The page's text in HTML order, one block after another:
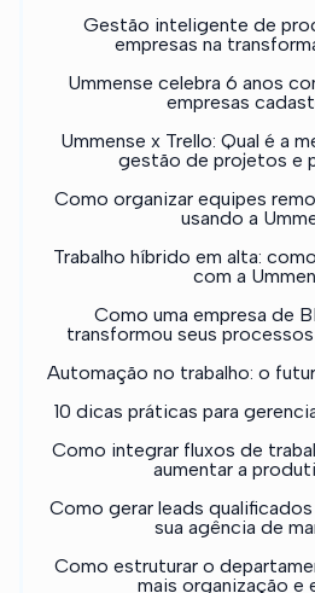
Gestão inteligente de
empresas na
Ummense celebra 6 anos
empresas
Ummense x Trello: Qual é a
gestão de projetos e
Como organizar equipes
usando a
Trabalho híbrido em alta:
com a
Como uma empresa de
transformou seus
Automação no trabalho: o
10 dicas práticas para
Como integrar fluxos de
aumentar a
Como gerar leads
sua agência de
Como estruturar o
mais organização e